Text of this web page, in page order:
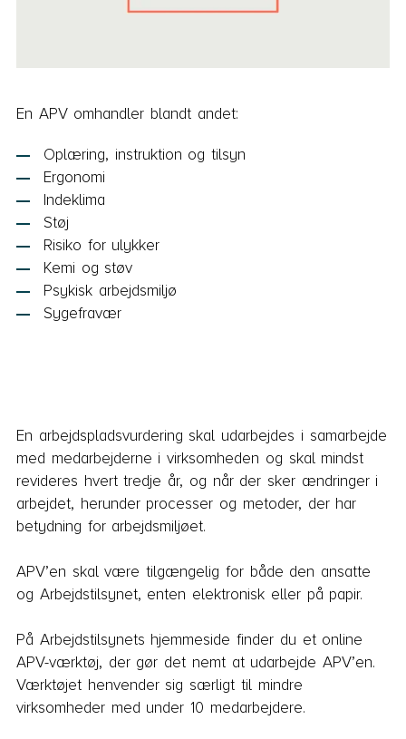
En APV omhandler blandt andet:
Oplæring, instruktion og tilsyn
Ergonomi
Indeklima
Støj
Risiko for ulykker
Kemi og støv
Psykisk arbejdsmiljø
Sygefravær
En arbejdspladsvurdering skal udarbejdes i samarbejde
med medarbejderne i virksomheden og skal mindst
revideres hvert tredje år, og når der sker ændringer i
arbejdet, herunder processer og metoder, der har
betydning for arbejdsmiljøet.
APV’en skal være tilgængelig for både den ansatte
og Arbejdstilsynet, enten elektronisk eller på papir.
På Arbejdstilsynets hjemmeside finder du et online
APV-værktøj, der gør det nemt at udarbejde APV’en.
Værktøjet henvender sig særligt til mindre
virksomheder med under 10 medarbejdere.